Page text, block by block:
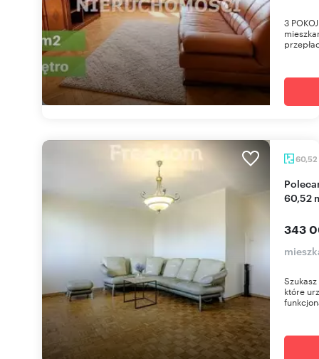
3
60,52
Polecam przestronne 3-pokojowe mieszkanie
60,52
343
które